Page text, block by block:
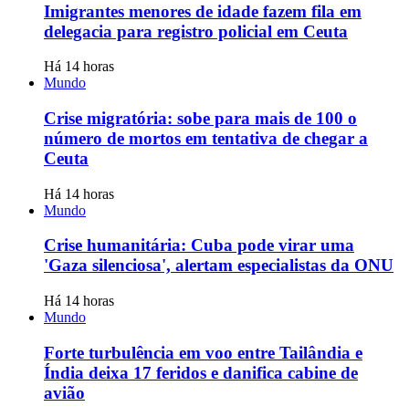
Imigrantes menores de idade fazem fila em
delegacia para registro policial em Ceuta
Há 14 horas
Mundo
Crise migratória: sobe para mais de 100 o
número de mortos em tentativa de chegar a
Ceuta
Há 14 horas
Mundo
Crise humanitária: Cuba pode virar uma
'Gaza silenciosa', alertam especialistas da ONU
Há 14 horas
Mundo
Forte turbulência em voo entre Tailândia e
Índia deixa 17 feridos e danifica cabine de
avião